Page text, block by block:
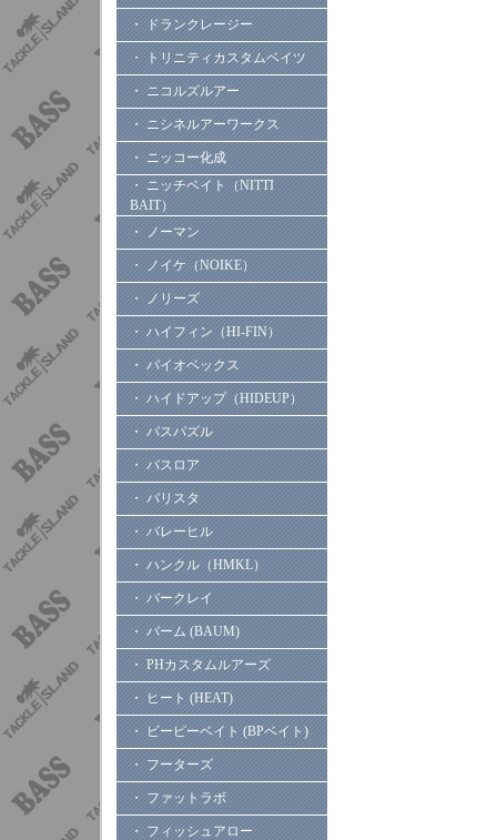
・ ドランクレージー
・ トリニティカスタムベイツ
・ ニコルズルアー
・ ニシネルアーワークス
・ ニッコー化成
・ ニッチベイト（NITTI
BAIT）
・ ノーマン
・ ノイケ（NOIKE）
・ ノリーズ
・ ハイフィン（HI-FIN）
・ バイオベックス
・ ハイドアップ（HIDEUP）
・ バスパズル
・ バスロア
・ バリスタ
・ バレーヒル
・ ハンクル（HMKL）
・ バークレイ
・ バーム (BAUM)
・ PHカスタムルアーズ
・ ヒート (HEAT)
・ ビーピーベイト (BPベイト)
・ フーターズ
・ ファットラボ
・ フィッシュアロー